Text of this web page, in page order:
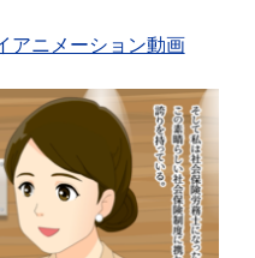
アニメーション動画